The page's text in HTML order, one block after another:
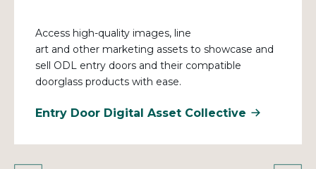
Access high-quality images, line
art and other marketing assets to showcase and
sell ODL entry doors and their compatible
doorglass products with ease.
Entry Door Digital Asset Collective